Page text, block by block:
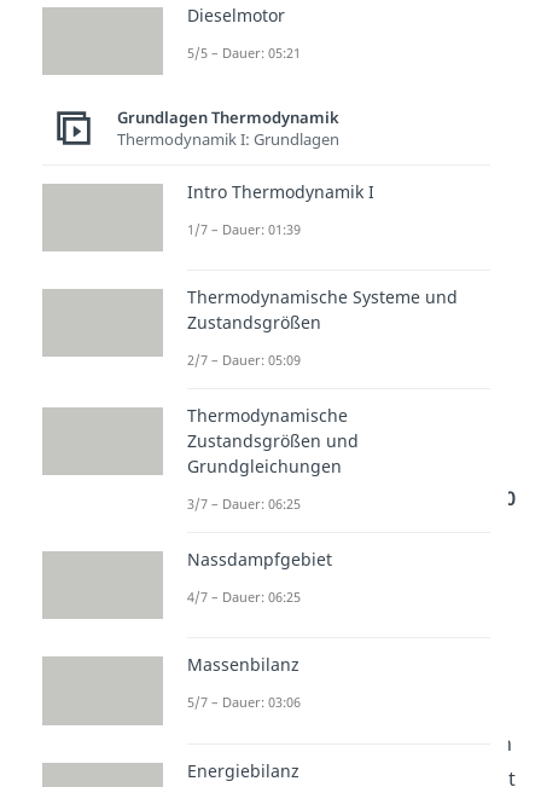
Speichermedium
abgegebene Wärme des
Wärmepumpe im
Winter
Selbst bei winterlichen
Außentemperaturen von bis zu
-20
funktionieren. Ein Grund dafür ist
dieDruckerhöhung
geringenAußentemperaturen
ausreichend zum
. Wenn es dann
noch kälter werden sollte, aktiviert
Dieselmotor
5/5 – Dauer: 05:21
Grundlagen Thermodynamik
Thermodynamik I: Grundlagen
Intro Thermodynamik I
1/7 – Dauer: 01:39
Thermodynamische Systeme und
Zustandsgrößen
2/7 – Dauer: 05:09
Thermodynamische
Zustandsgrößen und
Grundgleichungen
3/7 – Dauer: 06:25
Nassdampfgebiet
4/7 – Dauer: 06:25
Massenbilanz
5/7 – Dauer: 03:06
Energiebilanz